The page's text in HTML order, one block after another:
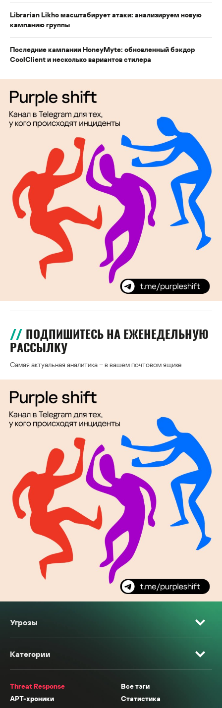
Librarian Likho масштабирует атаки: анализируем новую
кампанию группы
Последние кампании HoneyMyte: обновленный бэкдор
CoolClient и несколько вариантов стилера
ПОДПИШИТЕСЬ НА ЕЖЕНЕДЕЛЬНУЮ
РАССЫЛКУ
Самая актуальная аналитика – в вашем почтовом ящике
Угрозы
Категории
Threat Response
Все тэги
APT-хроники
Статистика